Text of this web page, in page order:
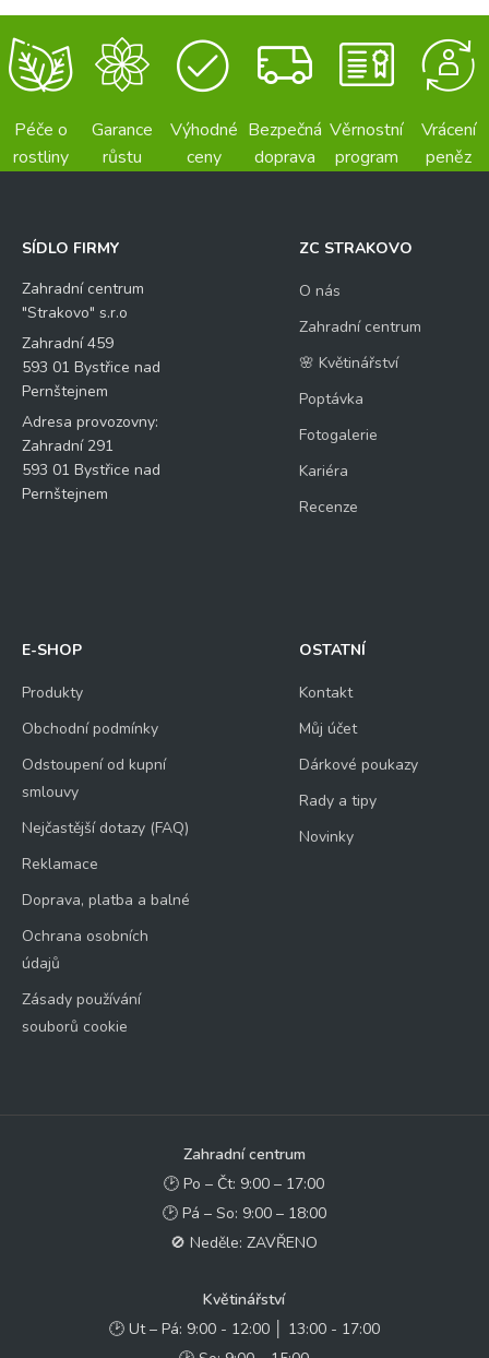
Péče o
rostliny
Garance
růstu
Výhodné
ceny
Bezpečná
doprava
Věrnostní
program
Vrácení
peněz
SÍDLO FIRMY
Zahradní centrum
"Strakovo" s.r.o
Zahradní 459
593 01 Bystřice nad
Pernštejnem
Adresa provozovny:
Zahradní 291
593 01 Bystřice nad
Pernštejnem
ZC STRAKOVO
O nás
Zahradní centrum
🌸 Květinářství
Poptávka
Fotogalerie
Kariéra
Recenze
E-SHOP
Produkty
Obchodní podmínky
Odstoupení od kupní
smlouvy
Nejčastější dotazy (FAQ)
Reklamace
Doprava, platba a balné
Ochrana osobních
údajů
Zásady používání
souborů cookie
OSTATNÍ
Kontakt
Můj účet
Dárkové poukazy
Rady a tipy
Novinky
Zahradní centrum
🕑 Po – Čt: 9:00 – 17:00
🕑 Pá – So: 9:00 – 18:00
🚫 Neděle: ZAVŘENO
Květinářství
🕑 Ut – Pá: 9:00 - 12:00 │ 13:00 - 17:00